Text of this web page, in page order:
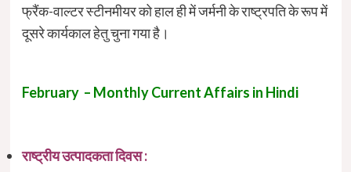
फ्रैंक-वाल्टर स्टीनमीयर को हाल ही में जर्मनी के राष्ट्रपति के रूप में
दूसरे कार्यकाल हेतु चुना गया है।
February – Monthly Current Affairs in Hindi
राष्ट्रीय उत्पादकता दिवस :